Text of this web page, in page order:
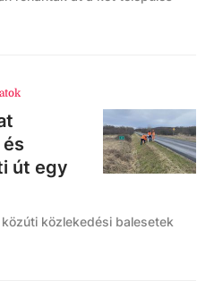
út egy
közlekedési balesetek